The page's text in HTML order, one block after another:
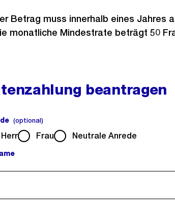
Betrag muss innerhalb eines Jahres
monatliche Mindestrate beträgt 50
beantragen
(optional)
Herr Frau Neutrale Anrede